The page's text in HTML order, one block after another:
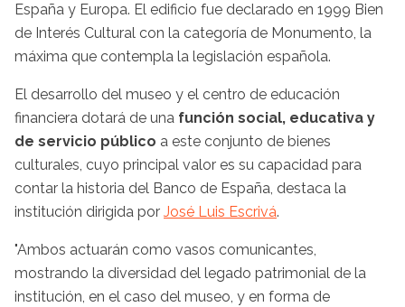
España y Europa. El edificio fue declarado en 1999 Bien
de Interés Cultural con la categoría de Monumento, la
máxima que contempla la legislación española.
El desarrollo del museo y el centro de educación
financiera dotará de una función social, educativa y
de servicio público a este conjunto de bienes
culturales, cuyo principal valor es su capacidad para
contar la historia del Banco de España, destaca la
institución dirigida por José Luis Escrivá.
"Ambos actuarán como vasos comunicantes,
mostrando la diversidad del legado patrimonial de la
institución, en el caso del museo, y en forma de